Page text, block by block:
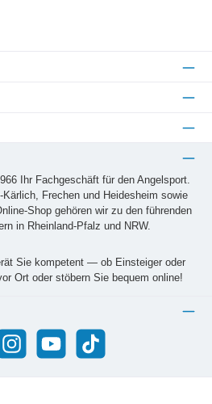
Ihr Fachgeschäft für den Angelsport.
Frechen und Heidesheim sowie
Shop gehören wir zu den führenden
in Rheinland-Pfalz und NRW.
Sie kompetent — ob Einsteiger oder
Ort oder stöbern Sie bequem online!
YouTube TikTok